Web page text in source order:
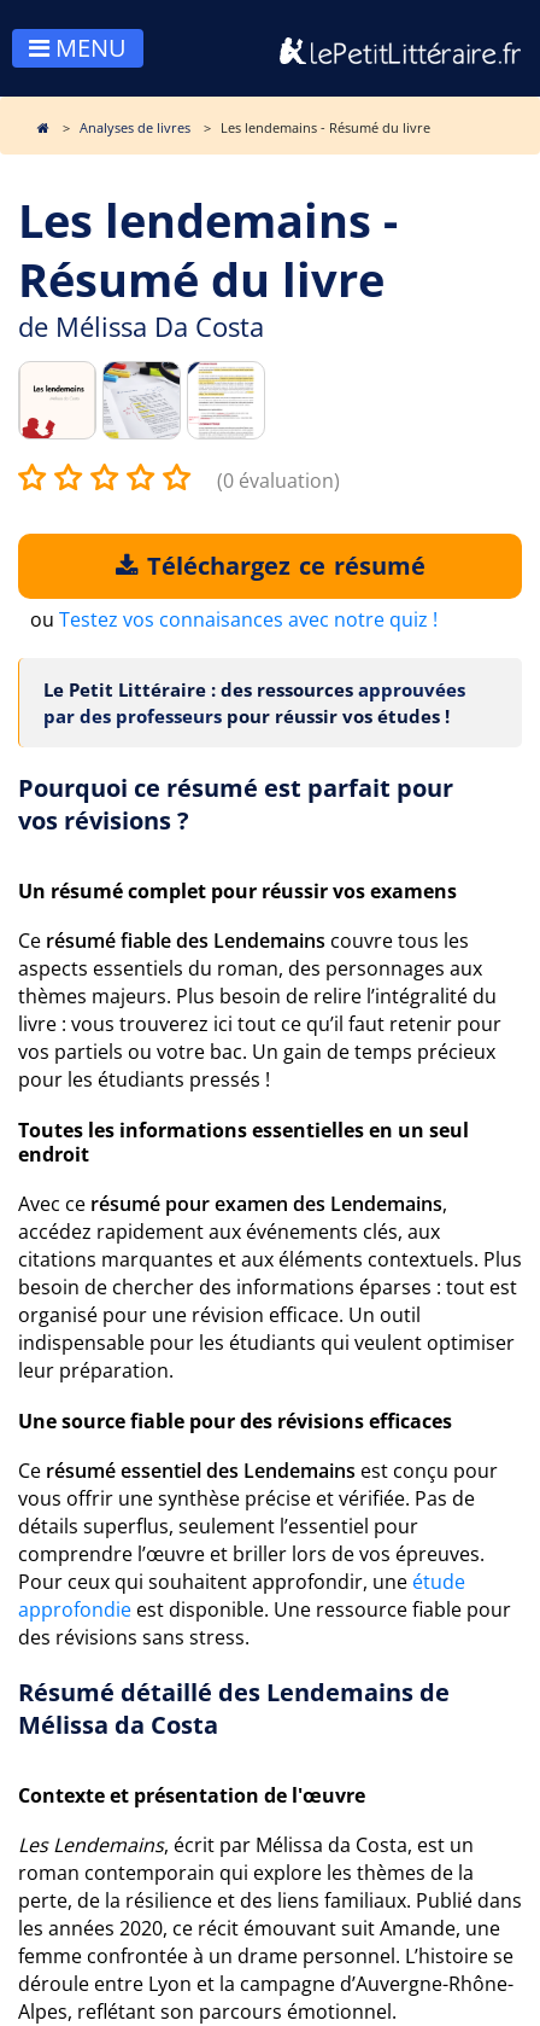
MENU
Analyses de livres Les lendemains - Résumé du livre
Les lendemains -
Résumé du livre
de Mélissa Da Costa
(0 évaluation)
Téléchargez ce résumé
ou Testez vos connaisances avec notre quiz !
Le Petit Littéraire : des ressources approuvées
par des professeurs pour réussir vos études !
Pourquoi ce résumé est parfait pour
vos révisions ?
Un résumé complet pour réussir vos examens
Ce résumé fiable des Lendemains couvre tous les
aspects essentiels du roman, des personnages aux
thèmes majeurs. Plus besoin de relire l’intégralité du
livre : vous trouverez ici tout ce qu’il faut retenir pour
vos partiels ou votre bac. Un gain de temps précieux
pour les étudiants pressés !
Toutes les informations essentielles en un seul
endroit
Avec ce résumé pour examen des Lendemains,
accédez rapidement aux événements clés, aux
citations marquantes et aux éléments contextuels. Plus
besoin de chercher des informations éparses : tout est
organisé pour une révision efficace. Un outil
indispensable pour les étudiants qui veulent optimiser
leur préparation.
Une source fiable pour des révisions efficaces
Ce résumé essentiel des Lendemains est conçu pour
vous offrir une synthèse précise et vérifiée. Pas de
détails superflus, seulement l’essentiel pour
comprendre l’œuvre et briller lors de vos épreuves.
Pour ceux qui souhaitent approfondir, une étude
approfondie est disponible. Une ressource fiable pour
des révisions sans stress.
Résumé détaillé des Lendemains de
Mélissa da Costa
Contexte et présentation de l'œuvre
Les Lendemains, écrit par Mélissa da Costa, est un
roman contemporain qui explore les thèmes de la
perte, de la résilience et des liens familiaux. Publié dans
les années 2020, ce récit émouvant suit Amande, une
femme confrontée à un drame personnel. L’histoire se
déroule entre Lyon et la campagne d’Auvergne-Rhône-
Alpes, reflétant son parcours émotionnel.